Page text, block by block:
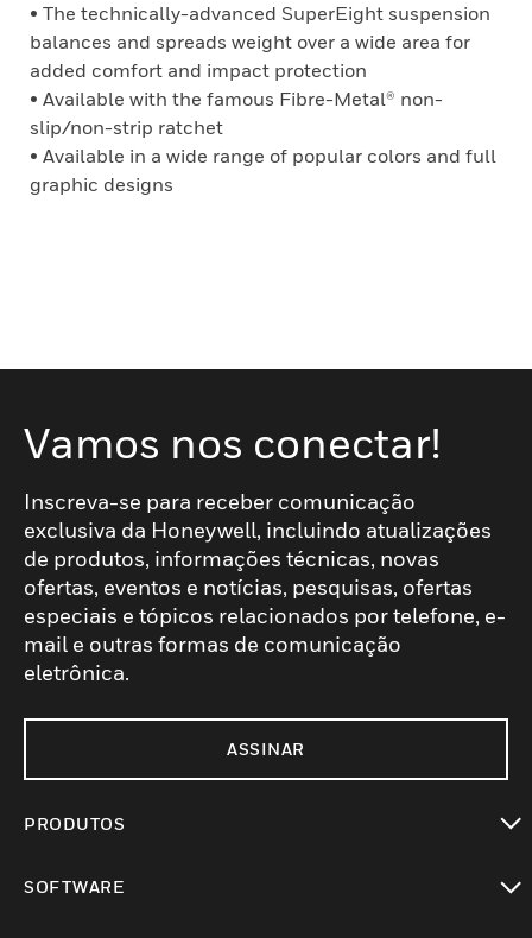
• The technically-advanced SuperEight suspension
balances and spreads weight over a wide area for
added comfort and impact protection
• Available with the famous Fibre-Metal® non-
slip/non-strip ratchet
• Available in a wide range of popular colors and full
graphic designs
Vamos nos conectar!
Inscreva-se para receber comunicação
exclusiva da Honeywell, incluindo atualizações
de produtos, informações técnicas, novas
ofertas, eventos e notícias, pesquisas, ofertas
especiais e tópicos relacionados por telefone, e-
mail e outras formas de comunicação
eletrônica.
ASSINAR
PRODUTOS
SOFTWARE